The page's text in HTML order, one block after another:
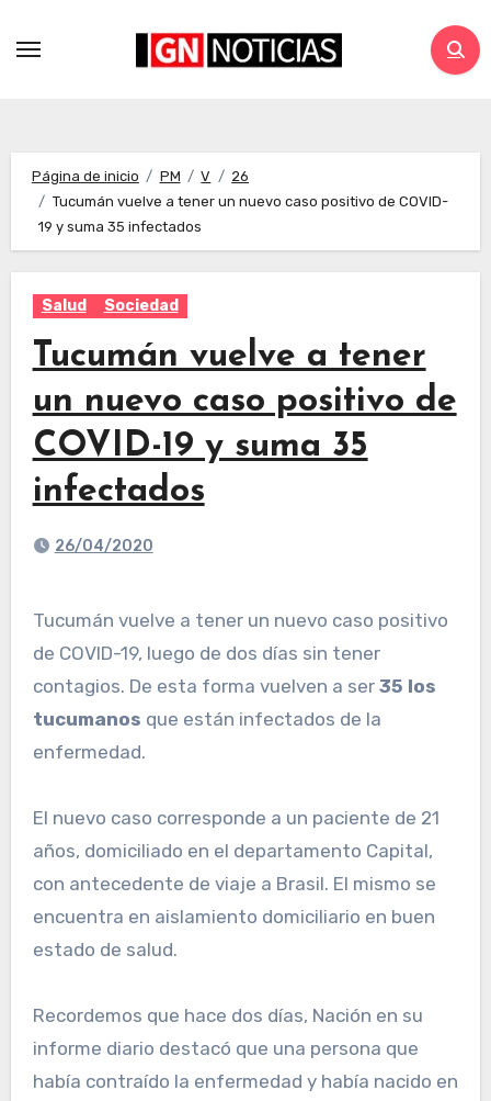
Página de inicio PM V
26
Tucumán vuelve a tener un nuevo caso positivo de COVID-
19 y suma 35 infectados
Salud Sociedad
Tucumán vuelve a tener
un nuevo caso positivo de
COVID-19 y suma 35
infectados
26/04/2020
Tucumán vuelve a tener un nuevo caso positivo
de COVID-19, luego de dos días sin tener
contagios. De esta forma vuelven a ser 35 los
tucumanos que están infectados de la
enfermedad.
El nuevo caso corresponde a un paciente de 21
años, domiciliado en el departamento Capital,
con antecedente de viaje a Brasil. El mismo se
encuentra en aislamiento domiciliario en buen
estado de salud.
Recordemos que hace dos días, Nación en su
informe diario destacó que una persona que
había contraído la enfermedad y había nacido en